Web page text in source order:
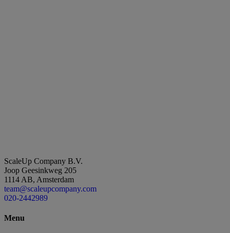
ScaleUp Company B.V.
Joop Geesinkweg 205
1114 AB, Amsterdam
team@scaleupcompany.com
020-2442989
Menu